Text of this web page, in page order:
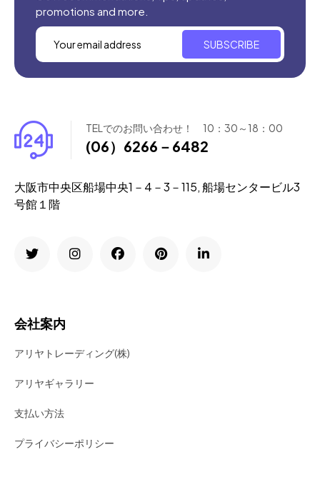
promotions and more.
SUBSCRIBE
TELでのお問い合わせ！ 10：30～18：00
(06）6266－6482
大阪市中央区船場中央1－4－3－115, 船場センタービル3
号館１階
会社案内
アリヤトレーディング(株)
アリヤギャラリー
支払い方法
プライバシーポリシー